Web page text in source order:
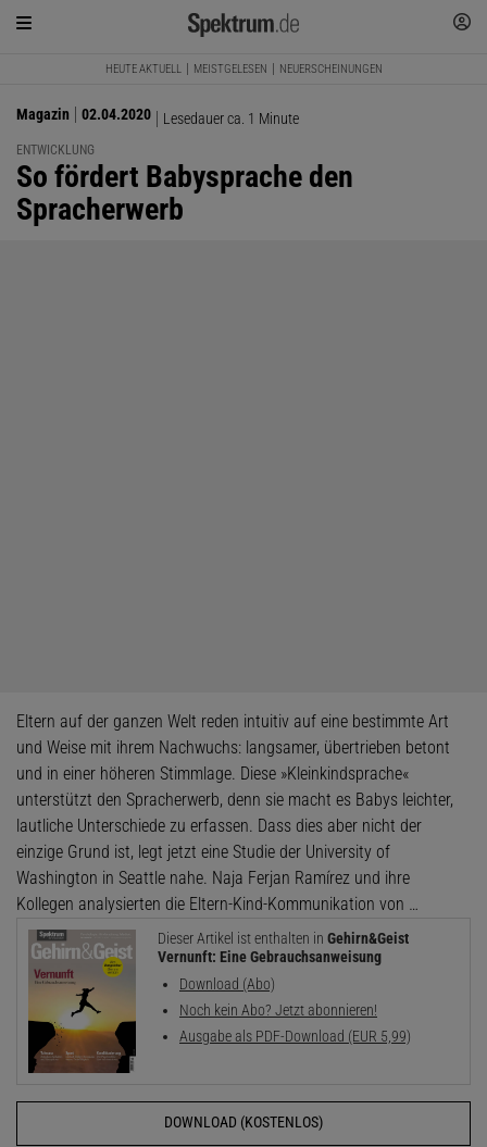
HEUTE AKTUELL MEISTGELESEN NEUERSCHEINUNGEN
Magazin 02.04.2020 Lesedauer ca. 1 Minute
ENTWICKLUNG
:
So fördert Babysprache den
Spracherwerb
Eltern auf der ganzen Welt reden intuitiv auf eine bestimmte Art
und Weise mit ihrem Nachwuchs: langsamer, übertrieben betont
und in einer höheren Stimmlage. Diese »Kleinkindsprache«
unterstützt den Spracherwerb, denn sie macht es Babys leichter,
lautliche Unterschiede zu erfassen. Dass dies aber nicht der
einzige Grund ist, legt jetzt eine Studie der University of
Washington in Seattle nahe. Naja Ferjan Ramírez und ihre
Kollegen analysierten die Eltern-Kind-Kommunikation von …
Dieser Artikel ist enthalten in Gehirn&Geist
Vernunft: Eine Gebrauchsanweisung
Download (Abo)
Noch kein Abo? Jetzt abonnieren!
Ausgabe als PDF-Download (EUR 5,99)
DOWNLOAD (KOSTENLOS)